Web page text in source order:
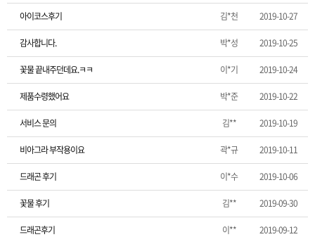
지
회아이코스후기 김*천 2019-10-27
감사합니다. 박*성 2019-10-25
꽃물 끝내주던데요.ㅋㅋ 이*기 2019-10-24
제품수령했어요 박*준 2019-10-22
서비스 문의 김** 2019-10-19
비아그라 부작용이요 곽*규 2019-10-11
드래곤 후기 이*수 2019-10-06
꽃물 후기 김** 2019-09-30
드래곤후기 이** 2019-09-12